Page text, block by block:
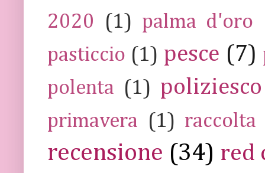
2020
(1) palma d'oro
pasticcio (1) pesce (7)
polenta (1) poliziesco
primavera (1) raccolta
recensione (34) red